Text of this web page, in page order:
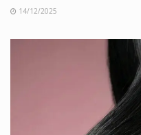
14/12/2025